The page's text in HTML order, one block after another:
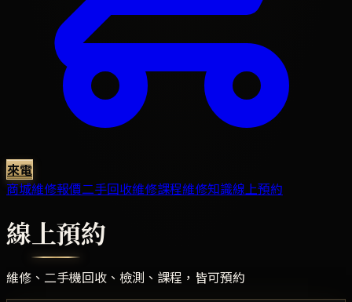
來電
商城維修報價二手回收維修課程維修知識線上預約
線上預約
維修、二手機回收、檢測、課程，皆可預約